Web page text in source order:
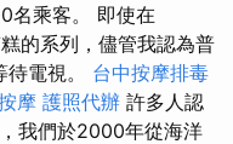
名乘客。 即使在
的系列，儘管我認為普
電視。 台中按摩排毒
摩 護照代辦 許多人認
我們於2000年從海洋